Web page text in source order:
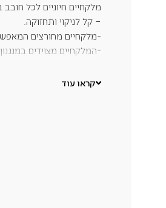
מלקחיים חיוניים לכל חובב
– קל לניקוי ותחזוקה.
-מלקחיים מחורצים
-המלקחיים מצוידים
-חור התלייה שבמרית
קראו עוד